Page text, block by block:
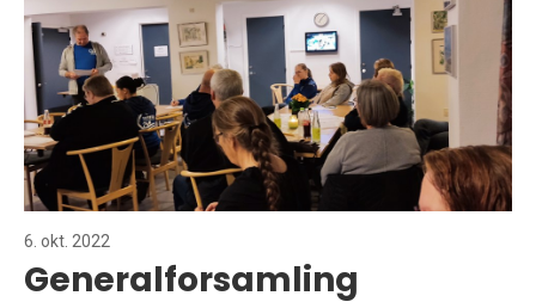
6. okt. 2022
Generalforsamling